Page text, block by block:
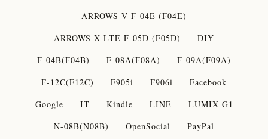
ARROWS V F-04E (F04E)
ARROWS X LTE F-05D (F05D)
DIY
F-04B(F04B)
F-08A(F08A)
F-09A(F09A)
F-12C(F12C)
F905i F906i
Facebook
Google
IT Kindle LINE
LUMIX G1
N-08B(N08B)
OpenSocial
PayPal